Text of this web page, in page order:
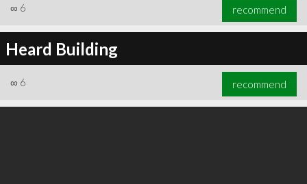
∞ 6 recommend
Heard Building
∞ 6 recommend